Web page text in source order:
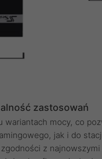
zastosowań
wariantach mocy, co
jak i do
z